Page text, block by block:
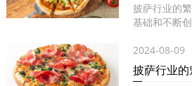
披萨行业的
基础和不断
2024-08-09
披萨行业